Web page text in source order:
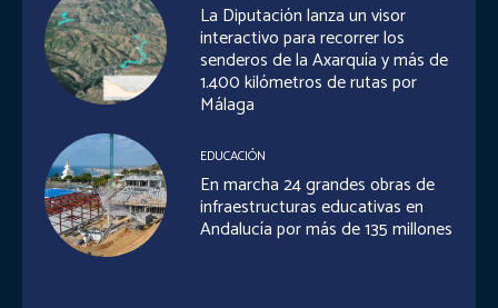
La Diputación lanza un visor
interactivo para recorrer los
senderos de la Axarquía y más de
1.400 kilómetros de rutas por
Málaga
EDUCACIÓN
En marcha 24 grandes obras de
infraestructuras educativas en
Andalucía por más de 135 millones